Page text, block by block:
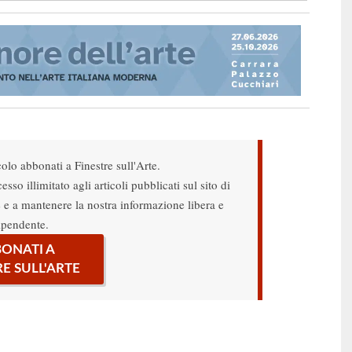
abbonati a Finestre sull'Arte.
illimitato agli articoli pubblicati sul sito di
a mantenere la nostra informazione libera e
A
SULL'ARTE